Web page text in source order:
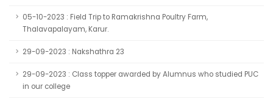
05-10-2023 : Field Trip to Ramakrishna Poultry Farm,
Thalavapalayam, Karur.
29-09-2023 : Nakshathra 23
29-09-2023 : Class topper awarded by Alumnus who studied PUC
in our college